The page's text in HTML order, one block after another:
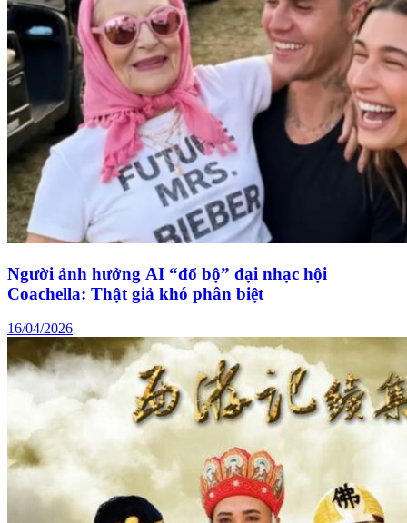
Người ảnh hưởng AI “đổ bộ” đại nhạc hội
Coachella: Thật giả khó phân biệt
16/04/2026